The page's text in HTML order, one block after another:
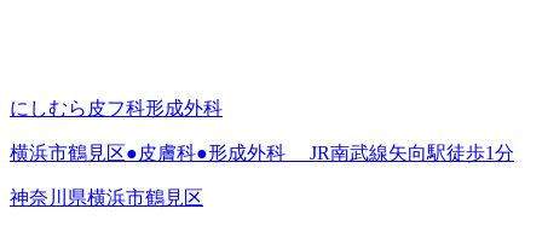
にしむら皮フ科形成外科
横浜市鶴見区●皮膚科●形成外科 JR南武線矢向駅徒歩1分
神奈川県横浜市鶴見区